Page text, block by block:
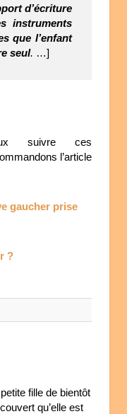
d’écriture
instruments
que l’enfant
seul. …]
suivre ces
l’article
gaucher prise
?
fille de bientôt
qu’elle est